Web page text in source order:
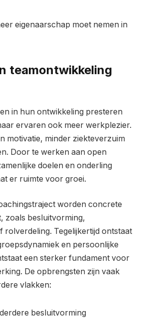
eigenaarschap moet nemen in
teamontwikkeling
in hun ontwikkeling presteren
ervaren ook meer werkplezier.
motivatie, minder ziekteverzuim
Door te werken aan open
doelen en onderling
er ruimte voor groei.
worden concrete
zoals besluitvorming,
Tegelijkertijd ontstaat
en persoonlijke
een sterker fundament voor
De opbrengsten zijn vaak
vlakken:
besluitvorming